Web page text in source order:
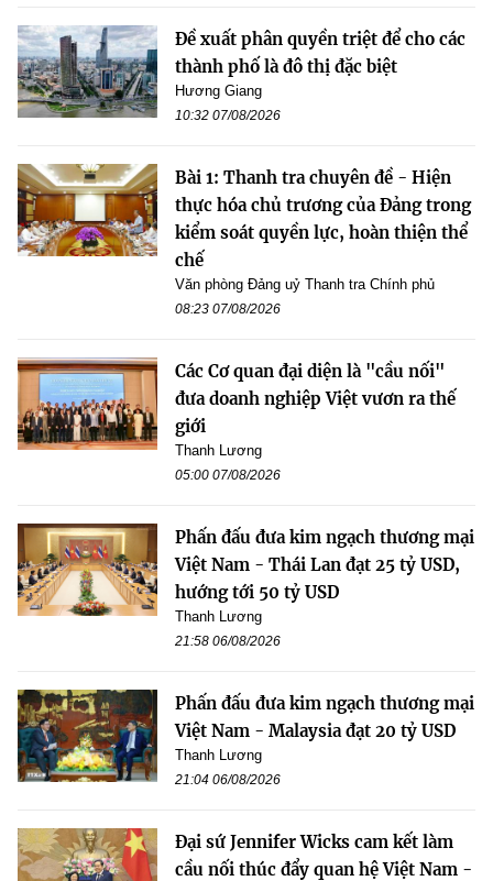
Đề xuất phân quyền triệt để cho các
thành phố là đô thị đặc biệt
Hương Giang
10:32 07/08/2026
Bài 1: Thanh tra chuyên đề - Hiện
thực hóa chủ trương của Đảng trong
kiểm soát quyền lực, hoàn thiện thể
chế
Văn phòng Đảng uỷ Thanh tra Chính phủ
08:23 07/08/2026
Các Cơ quan đại diện là "cầu nối"
đưa doanh nghiệp Việt vươn ra thế
giới
Thanh Lương
05:00 07/08/2026
Phấn đấu đưa kim ngạch thương mại
Việt Nam - Thái Lan đạt 25 tỷ USD,
hướng tới 50 tỷ USD
Thanh Lương
21:58 06/08/2026
Phấn đấu đưa kim ngạch thương mại
Việt Nam - Malaysia đạt 20 tỷ USD
Thanh Lương
21:04 06/08/2026
Đại sứ Jennifer Wicks cam kết làm
cầu nối thúc đẩy quan hệ Việt Nam -